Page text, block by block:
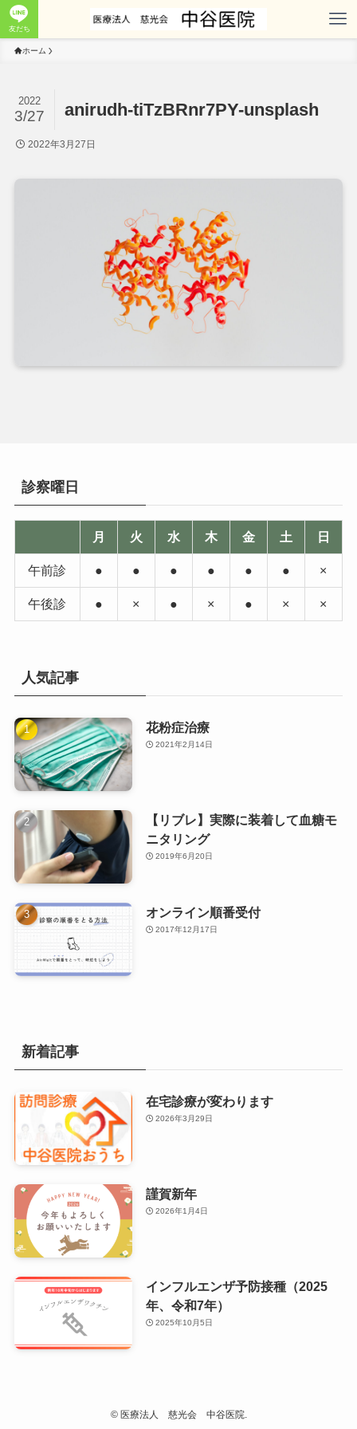
友だち
ホーム
anirudh-tiTzBRnr7PY-unsplash
2022
3/27
2022年3月27日
診察曜日
月 火 水 木 金 土 日
午前診 ● ● ● ● ● ● ×
午後診 ● × ● × ● × ×
人気記事
花粉症治療
2021年2月14日
【リブレ】実際に装着して血糖モ
ニタリング
2019年6月20日
オンライン順番受付
2017年12月17日
新着記事
在宅診療が変わります
2026年3月29日
謹賀新年
2026年1月4日
インフルエンザ予防接種（2025
年、令和7年）
2025年10月5日
©医療法人 慈光会 中谷医院.